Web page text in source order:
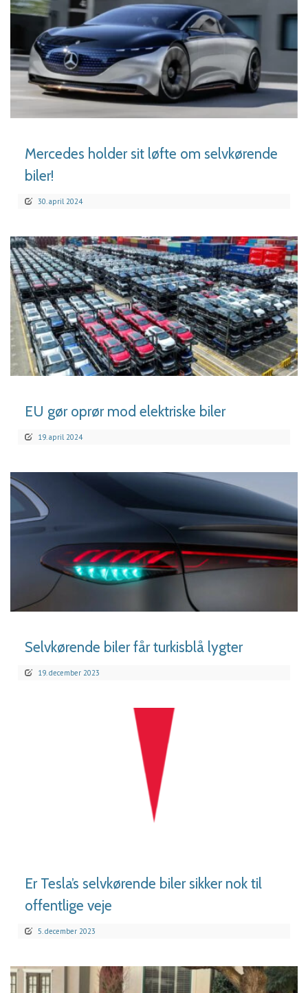
LÆS MERE
Mercedes holder sit løfte om selvkørende
biler!
30. april 2024
LÆS MERE
EU gør oprør mod elektriske biler
19. april 2024
Selvkørende biler får turkisblå lygter
19. december 2023
Er Tesla’s selvkørende biler sikker nok til
offentlige veje
5. december 2023